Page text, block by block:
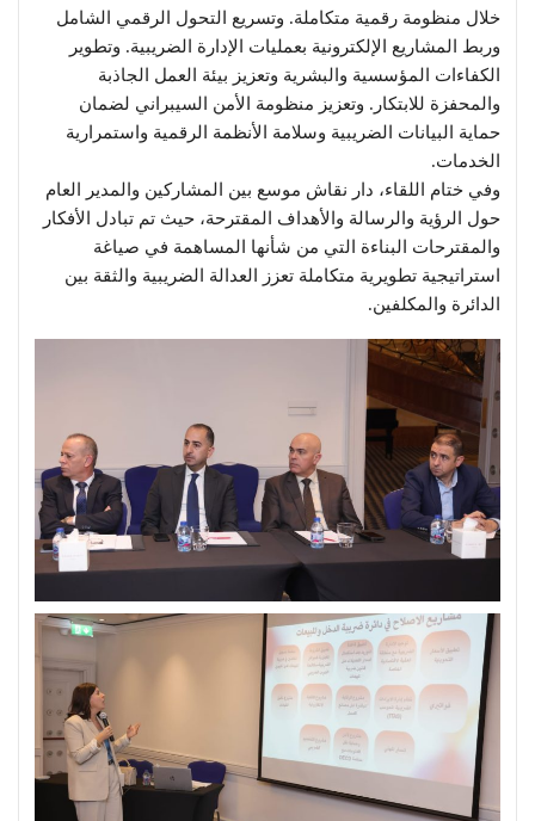
خلال منظومة رقمية متكاملة. وتسريع التحول الرقمي الشامل
وربط المشاريع الإلكترونية بعمليات الإدارة الضريبية. وتطوير
الكفاءات المؤسسية والبشرية وتعزيز بيئة العمل الجاذبة
والمحفزة للابتكار. وتعزيز منظومة الأمن السيبراني لضمان
حماية البيانات الضريبية وسلامة الأنظمة الرقمية واستمرارية
الخدمات.
وفي ختام اللقاء، دار نقاش موسع بين المشاركين والمدير العام
حول الرؤية والرسالة والأهداف المقترحة، حيث تم تبادل الأفكار
والمقترحات البناءة التي من شأنها المساهمة في صياغة
استراتيجية تطويرية متكاملة تعزز العدالة الضريبية والثقة بين
الدائرة والمكلفين.